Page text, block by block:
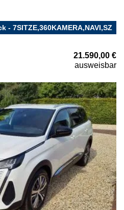
- 7SITZE,360KAMERA,NAVI,SZ
21.590,00 €
ausweisbar